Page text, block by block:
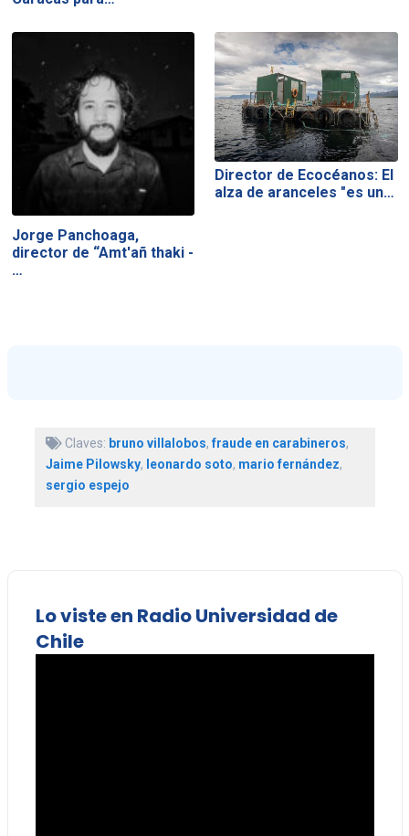
Jorge Panchoaga,
director de “Amt'añ thaki -
…
Director de Ecocéanos: El
alza de aranceles "es un…
Claves: bruno villalobos,fraude en carabineros,
Jaime Pilowsky, leonardo soto, mario fernández,
sergio espejo
Lo viste en Radio Universidad de
Chile